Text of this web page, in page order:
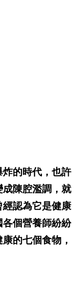
的時代，也許
陳腔濫調，就
認為它是健康
個營養師紛紛
的七個食物，